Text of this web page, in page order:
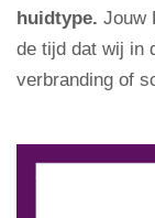
huidtype. Jouw
de tijd dat wij in
verbranding of